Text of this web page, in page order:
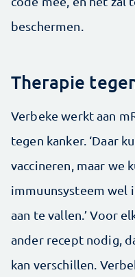
beschermen.
Therapie
Verbeke werkt aan
tegen kanker. ‘Daar
vaccineren, maar we
immuunsysteem wel
aan te vallen.’ Voor
ander recept nodig,
kan verschillen.